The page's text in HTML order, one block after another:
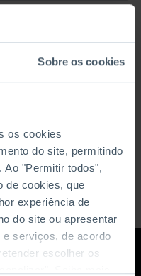
Sobre os cookies
os cookies
do site, permitindo
Ao "Permitir todos",
de cookies, que
experiência de
do site ou apresentar
serviços, de acordo
escolher os